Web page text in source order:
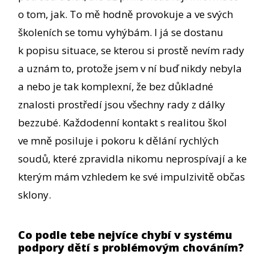
o tom, jak. To mě hodně provokuje a ve svých
školeních se tomu vyhýbám. I já se dostanu
k popisu situace, se kterou si prostě nevím rady
a uznám to, protože jsem v ní buď nikdy nebyla
a nebo je tak komplexní, že bez důkladné
znalosti prostředí jsou všechny rady z dálky
bezzubé. Každodenní kontakt s realitou škol
ve mně posiluje i pokoru k dělání rychlých
soudů, které zpravidla nikomu neprospívají a ke
kterým mám vzhledem ke své impulzivitě občas
sklony.
Co podle tebe nejvíce chybí v systému
podpory dětí s problémovým chováním?